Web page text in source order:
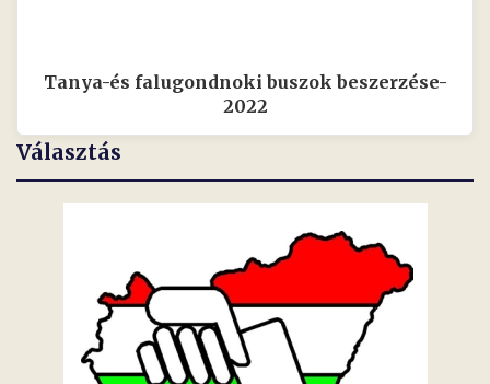
Tanya-és falugondnoki buszok beszerzése-
2022
Választás